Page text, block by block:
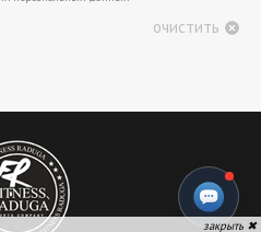
очистить